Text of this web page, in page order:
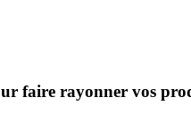
faire rayonner vos